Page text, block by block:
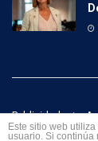
Publicidad
Este sitio web
usuario. Si continúa